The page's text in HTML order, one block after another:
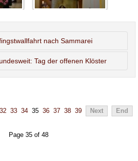
nach Sammarei
Tag der offenen Klöster
32 33 34 35 36 37 38 39 Next End
Page 35 of 48